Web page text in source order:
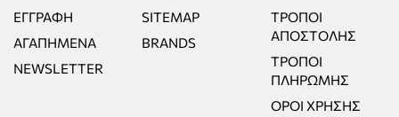
ΕΓΓΡΑΦΉ
ΑΓΑΠΗΜΈΝΑ
NEWSLETTER
SITEMAP
BRANDS
ΤΡΌΠΟΙ
ΑΠΟΣΤΟΛΉΣ
ΤΡΌΠΟΙ
ΠΛΗΡΩΜΉΣ
ΌΡΟΙ ΧΡΉΣΗΣ